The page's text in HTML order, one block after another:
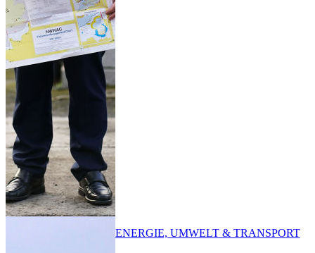
ENERGIE, UMWELT & TRANSPORT